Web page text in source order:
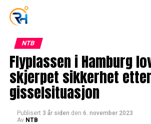
NTB
Flyplassen i Hamburg
skjerpet sikkerhet etter
gisselsituasjon
Publisert 3 år siden den 6. november 2023
Av NTB